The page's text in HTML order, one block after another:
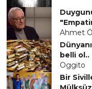
Ahmet
belli ol..
Oggito
Bir